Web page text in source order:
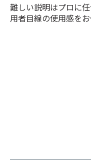
難しい説明はプロに
用者目線の使